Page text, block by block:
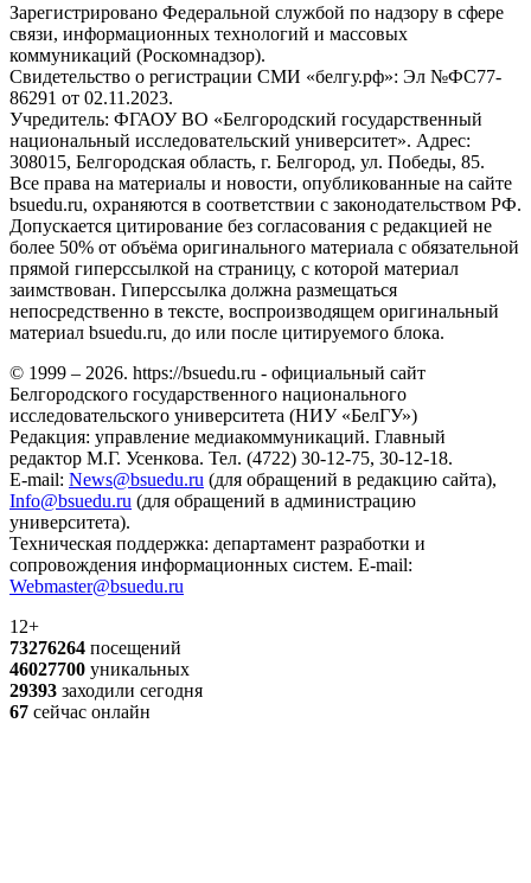
Зарегистрировано Федеральной службой по надзору в сфере
связи, информационных технологий и массовых
коммуникаций (Роскомнадзор).
Свидетельство о регистрации СМИ «белгу.рф»: Эл №ФС77-
86291 от 02.11.2023.
Учредитель: ФГАОУ ВО «Белгородский государственный
национальный исследовательский университет». Адрес:
308015, Белгородская область, г. Белгород, ул. Победы, 85.
Все права на материалы и новости, опубликованные на сайте
bsuedu.ru, охраняются в соответствии с законодательством РФ.
Допускается цитирование без согласования с редакцией не
более 50% от объёма оригинального материала с обязательной
прямой гиперссылкой на страницу, с которой материал
заимствован. Гиперссылка должна размещаться
непосредственно в тексте, воспроизводящем оригинальный
материал bsuedu.ru, до или после цитируемого блока.
© 1999 – 2026. https://bsuedu.ru - официальный сайт
Белгородского государственного национального
исследовательского университета (НИУ «БелГУ»)
Редакция: управление медиакоммуникаций. Главный
редактор М.Г. Усенкова. Тел. (4722) 30-12-75, 30-12-18.
E-mail: News@bsuedu.ru (для обращений в редакцию сайта),
Info@bsuedu.ru (для обращений в администрацию
университета).
Техническая поддержка: департамент разработки и
сопровождения информационных систем. E-mail:
Webmaster@bsuedu.ru
12+
73276264 посещений
46027700 уникальных
29393 заходили сегодня
67 сейчас онлайн